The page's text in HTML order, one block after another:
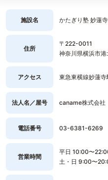
施設名 かたぎり塾 妙蓮
住所
〒222-0011
神奈川県横浜市
アクセス 東急東横線妙蓮寺
法人名／屋号 caname株式会社
電話番号 03-6381-6269
営業時間
平日 10:00〜
土・日 9:00〜